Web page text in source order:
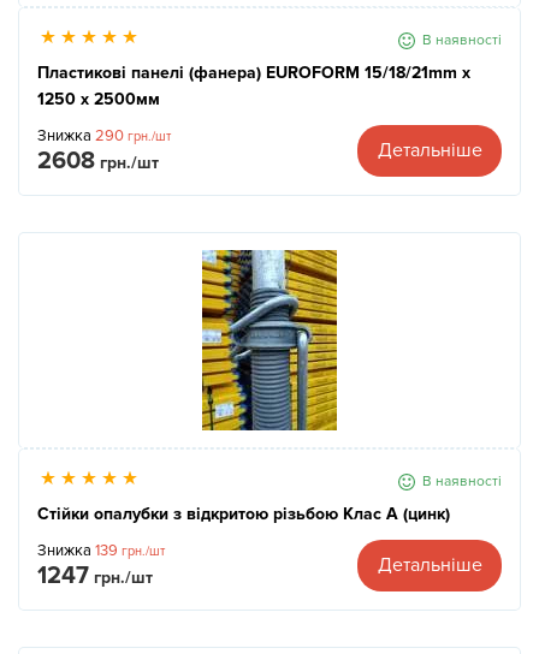
В наявності
Пластикові панелі (фанера) EUROFORM 15/18/21mm x
1250 x 2500мм
Знижка 290 грн./шт
2608 грн./шт
Детальніше
В наявності
Стійки опалубки з відкритою різьбою Клас А (цинк)
Знижка 139 грн./шт
1247 грн./шт
Детальніше